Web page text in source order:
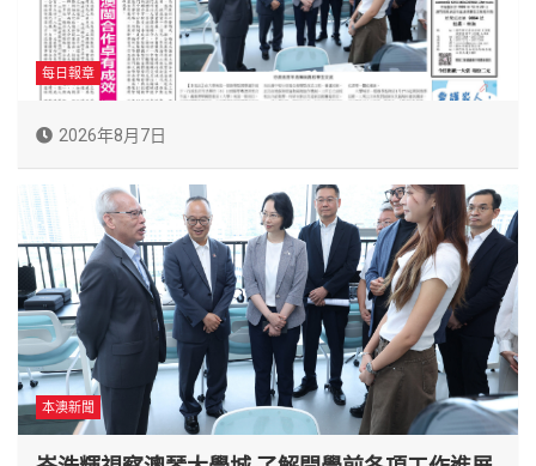
每日報章
2026年8月7日
本澳新聞